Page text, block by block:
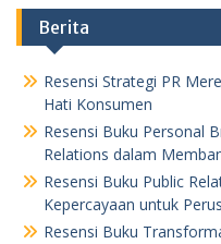
Berita
Resensi Strategi PR
Hati Konsumen
Resensi Buku Personal
Relations dalam
Resensi Buku Public
Kepercayaan untuk
Resensi Buku